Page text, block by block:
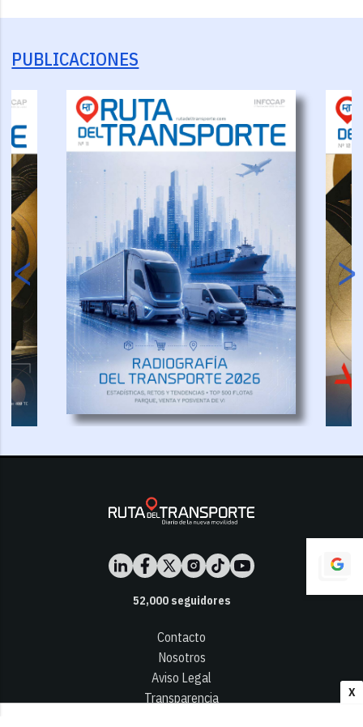
X
PUBLICACIONES
52,000seguidores
Contacto
Nosotros
Aviso Legal
Transparencia